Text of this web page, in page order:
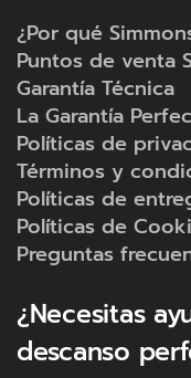
¿Por qué
Puntos de venta
Garantía Técnica
La Garantía
Políticas de
Términos y
Políticas de
Políticas de
Preguntas
¿Necesitas
descanso